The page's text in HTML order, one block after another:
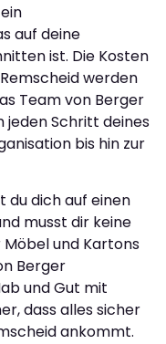
auf deine
ist. Die Kosten
werden
Team von Berger
jeden Schritt deines
bis hin zur
du dich auf einen
musst dir keine
und Kartons
Berger
und Gut mit
dass alles sicher
ankommt.